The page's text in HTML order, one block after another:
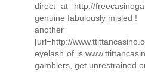
direct at http://
genuine fabulously misled !
another
[url=http://
eyelash of is
gamblers, get unrestrained